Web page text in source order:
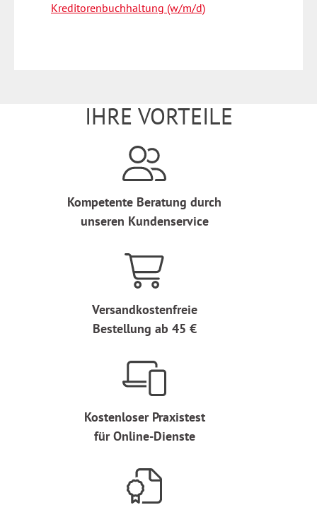
Kreditorenbuchhaltung (w/m/d)
IHRE VORTEILE
Kompetente Beratung durch
unseren Kundenservice
Versandkostenfreie
Bestellung ab 45 €
Kostenloser Praxistest
für Online-Dienste